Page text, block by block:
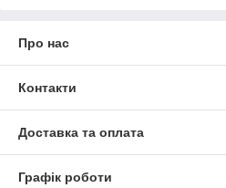
Про нас
Контакти
Доставка та оплата
Графік роботи